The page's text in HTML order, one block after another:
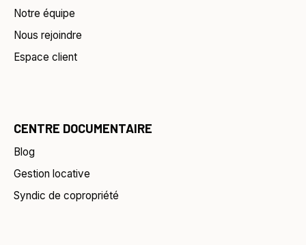
Notre équipe
Nous rejoindre
Espace client
CENTRE DOCUMENTAIRE
Blog
Gestion locative
Syndic de copropriété